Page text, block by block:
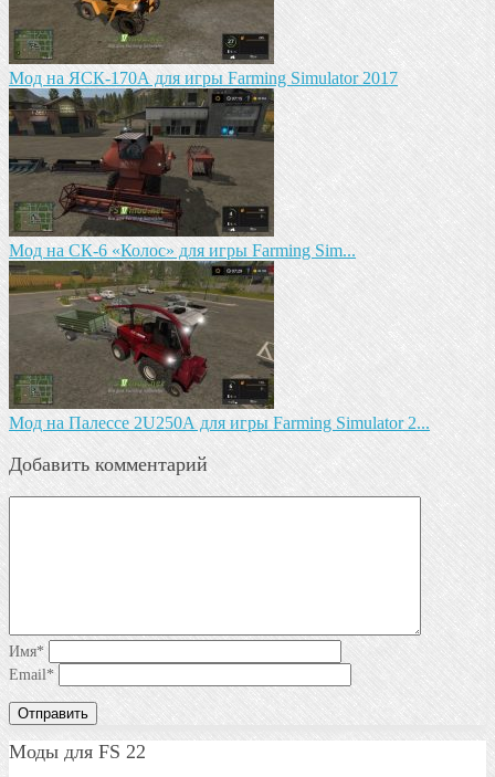
Мод на ЯСК-170А для игры Farming Simulator 2017
Мод на СК-6 «Колос» для игры Farming Sim...
Мод на Палессе 2U250А для игры Farming Simulator 2...
Добавить комментарий
Имя*
Email*
Моды для FS 22